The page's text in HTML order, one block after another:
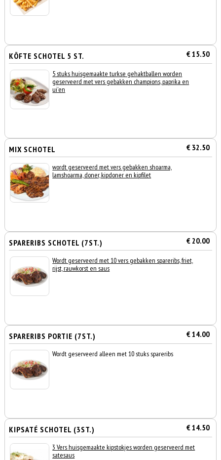
KÖFTE SCHOTEL 5 ST. € 15.50
5 stuks huisgemaakte turkse gehaktballen worden
geserveerd met vers gebakken champions, paprika en
ui'en
MIX SCHOTEL € 32.50
wordt geserveerd met vers gebakken shoarma,
lamshoarma, doner, kipdoner en kipfilet
SPARERIBS SCHOTEL (7ST.) € 20.00
Wordt geserveerd met 10 vers gebakken spareribs, friet,
rijst, rauwkorst en saus
SPARERIBS PORTIE (7ST.) € 14.00
Wordt geserveerd alleen met 10 stuks spareribs
KIPSATÉ SCHOTEL (3ST.) € 14.50
3 Vers huisgemaakte kipstokjes worden geserveerd met
satesaus